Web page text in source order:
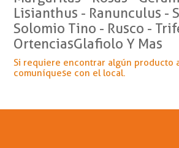
Lisianthus - Ranunculus -
Solomio Tino - Rusco -
OrtenciasGlafiolo Y Mas
Si requiere encontrar algún producto
comuníquese con el local.